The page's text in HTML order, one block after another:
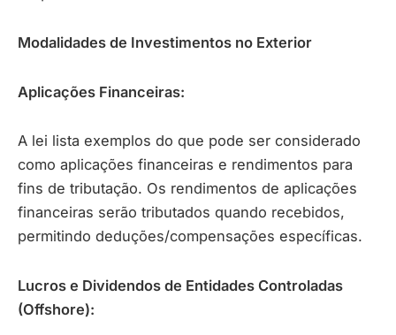
Modalidades de Investimentos no Exterior
Aplicações Financeiras:
A lei lista exemplos do que pode ser considerado
como aplicações financeiras e rendimentos para
fins de tributação. Os rendimentos de aplicações
financeiras serão tributados quando recebidos,
permitindo deduções/compensações específicas.
Lucros e Dividendos de Entidades Controladas
(Offshore):